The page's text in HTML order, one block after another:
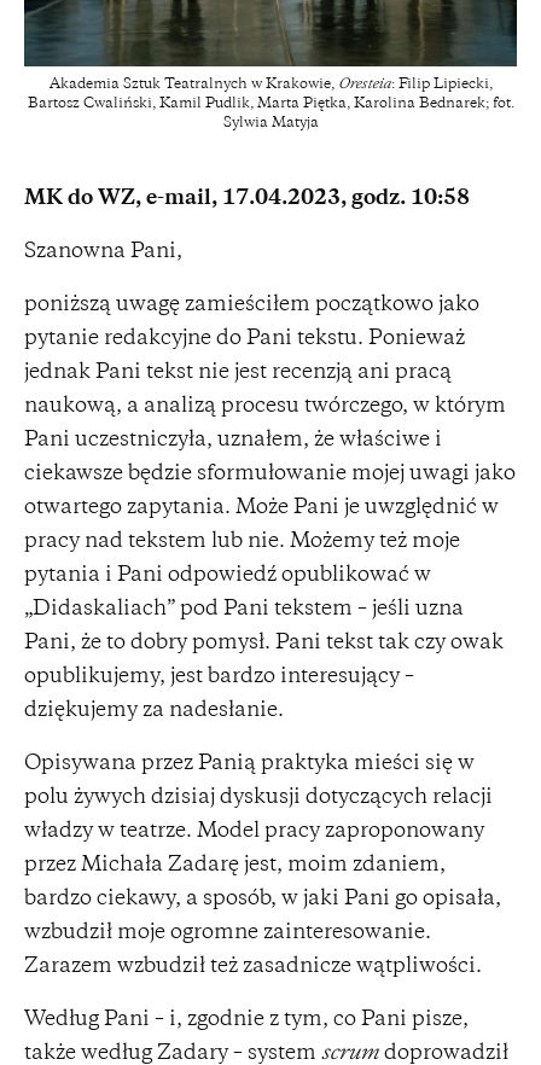
Akademia Sztuk Teatralnych w Krakowie, Oresteia: Filip Lipiecki,
Bartosz Cwaliński, Kamil Pudlik, Marta Piętka, Karolina Bednarek; fot.
Sylwia Matyja
MK do WZ, e-mail, 17.04.2023, godz. 10:58
Szanowna Pani,
poniższą uwagę zamieściłem początkowo jako
pytanie redakcyjne do Pani tekstu. Ponieważ
jednak Pani tekst nie jest recenzją ani pracą
naukową, a analizą procesu twórczego, w którym
Pani uczestniczyła, uznałem, że właściwe i
ciekawsze będzie sformułowanie mojej uwagi jako
otwartego zapytania. Może Pani je uwzględnić w
pracy nad tekstem lub nie. Możemy też moje
pytania i Pani odpowiedź opublikować w
„Didaskaliach” pod Pani tekstem – jeśli uzna
Pani, że to dobry pomysł. Pani tekst tak czy owak
opublikujemy, jest bardzo interesujący –
dziękujemy za nadesłanie.
Opisywana przez Panią praktyka mieści się w
polu żywych dzisiaj dyskusji dotyczących relacji
władzy w teatrze. Model pracy zaproponowany
przez Michała Zadarę jest, moim zdaniem,
bardzo ciekawy, a sposób, w jaki Pani go opisała,
wzbudził moje ogromne zainteresowanie.
Zarazem wzbudził też zasadnicze wątpliwości.
Według Pani – i, zgodnie z tym, co Pani pisze,
także według Zadary – system scrum doprowadził